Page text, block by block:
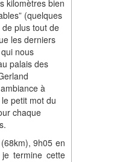
kilomètres bien
(quelques
plus tout de
les derniers
nous
palais des
à
le petit mot du
chaque
9h05 en
termine cette